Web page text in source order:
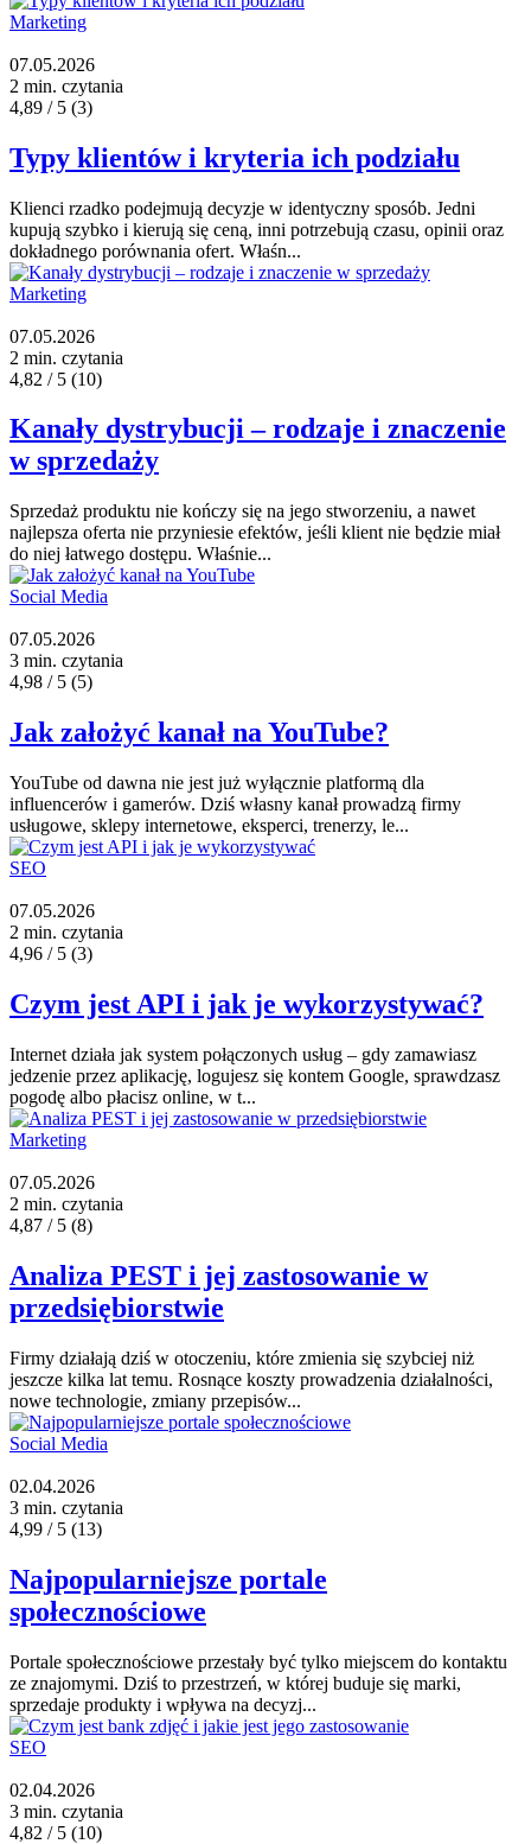
Marketing
07.05.2026
2 min. czytania
4,89 / 5 (3)
Typy klientów i kryteria ich podziału
Klienci rzadko podejmują decyzje w identyczny sposób. Jedni
kupują szybko i kierują się ceną, inni potrzebują czasu, opinii oraz
dokładnego porównania ofert. Właśn...
Marketing
07.05.2026
2 min. czytania
4,82 / 5 (10)
Kanały dystrybucji – rodzaje i znaczenie
w sprzedaży
Sprzedaż produktu nie kończy się na jego stworzeniu, a nawet
najlepsza oferta nie przyniesie efektów, jeśli klient nie będzie miał
do niej łatwego dostępu. Właśnie...
Social Media
07.05.2026
3 min. czytania
4,98 / 5 (5)
Jak założyć kanał na YouTube?
YouTube od dawna nie jest już wyłącznie platformą dla
influencerów i gamerów. Dziś własny kanał prowadzą firmy
usługowe, sklepy internetowe, eksperci, trenerzy, le...
SEO
07.05.2026
2 min. czytania
4,96 / 5 (3)
Czym jest API i jak je wykorzystywać?
Internet działa jak system połączonych usług – gdy zamawiasz
jedzenie przez aplikację, logujesz się kontem Google, sprawdzasz
pogodę albo płacisz online, w t...
Marketing
07.05.2026
2 min. czytania
4,87 / 5 (8)
Analiza PEST i jej zastosowanie w
przedsiębiorstwie
Firmy działają dziś w otoczeniu, które zmienia się szybciej niż
jeszcze kilka lat temu. Rosnące koszty prowadzenia działalności,
nowe technologie, zmiany przepisów...
Social Media
02.04.2026
3 min. czytania
4,99 / 5 (13)
Najpopularniejsze portale
społecznościowe
Portale społecznościowe przestały być tylko miejscem do kontaktu
ze znajomymi. Dziś to przestrzeń, w której buduje się marki,
sprzedaje produkty i wpływa na decyzj...
SEO
02.04.2026
3 min. czytania
4,82 / 5 (10)